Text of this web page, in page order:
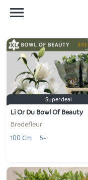
Superdeal
Li Or Du Bowl Of Beauty
Bredefleur
100 Cm 5+